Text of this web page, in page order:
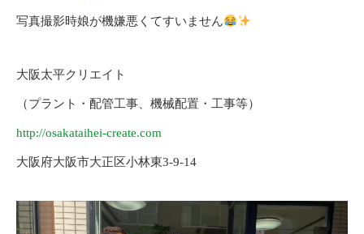
写真撮影時娘が機嫌悪くてすいません
大阪太平クリエイト
（プラント・配管工事、機械配置・工事等）
http://osakataihei-create.com
大阪府大阪市大正区小林東3-9-14